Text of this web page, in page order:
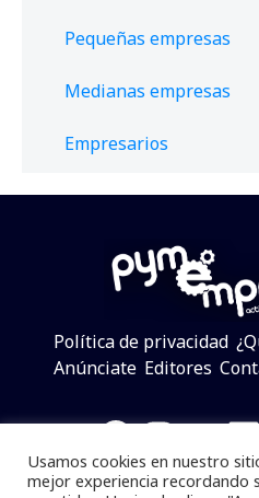
Pequeñas empresas
Medianas empresas
Empresarios
Política de privacidad
Anúnciate Editores
Usamos cookies en nuestro
mejor experiencia recordando